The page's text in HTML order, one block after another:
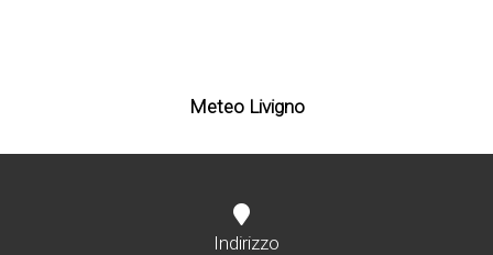
Meteo Livigno
Indirizzo